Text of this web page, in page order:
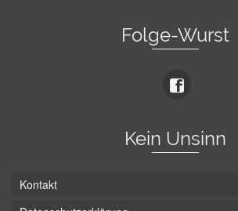
Folge-Wurst
Kein Unsinn
Kontakt